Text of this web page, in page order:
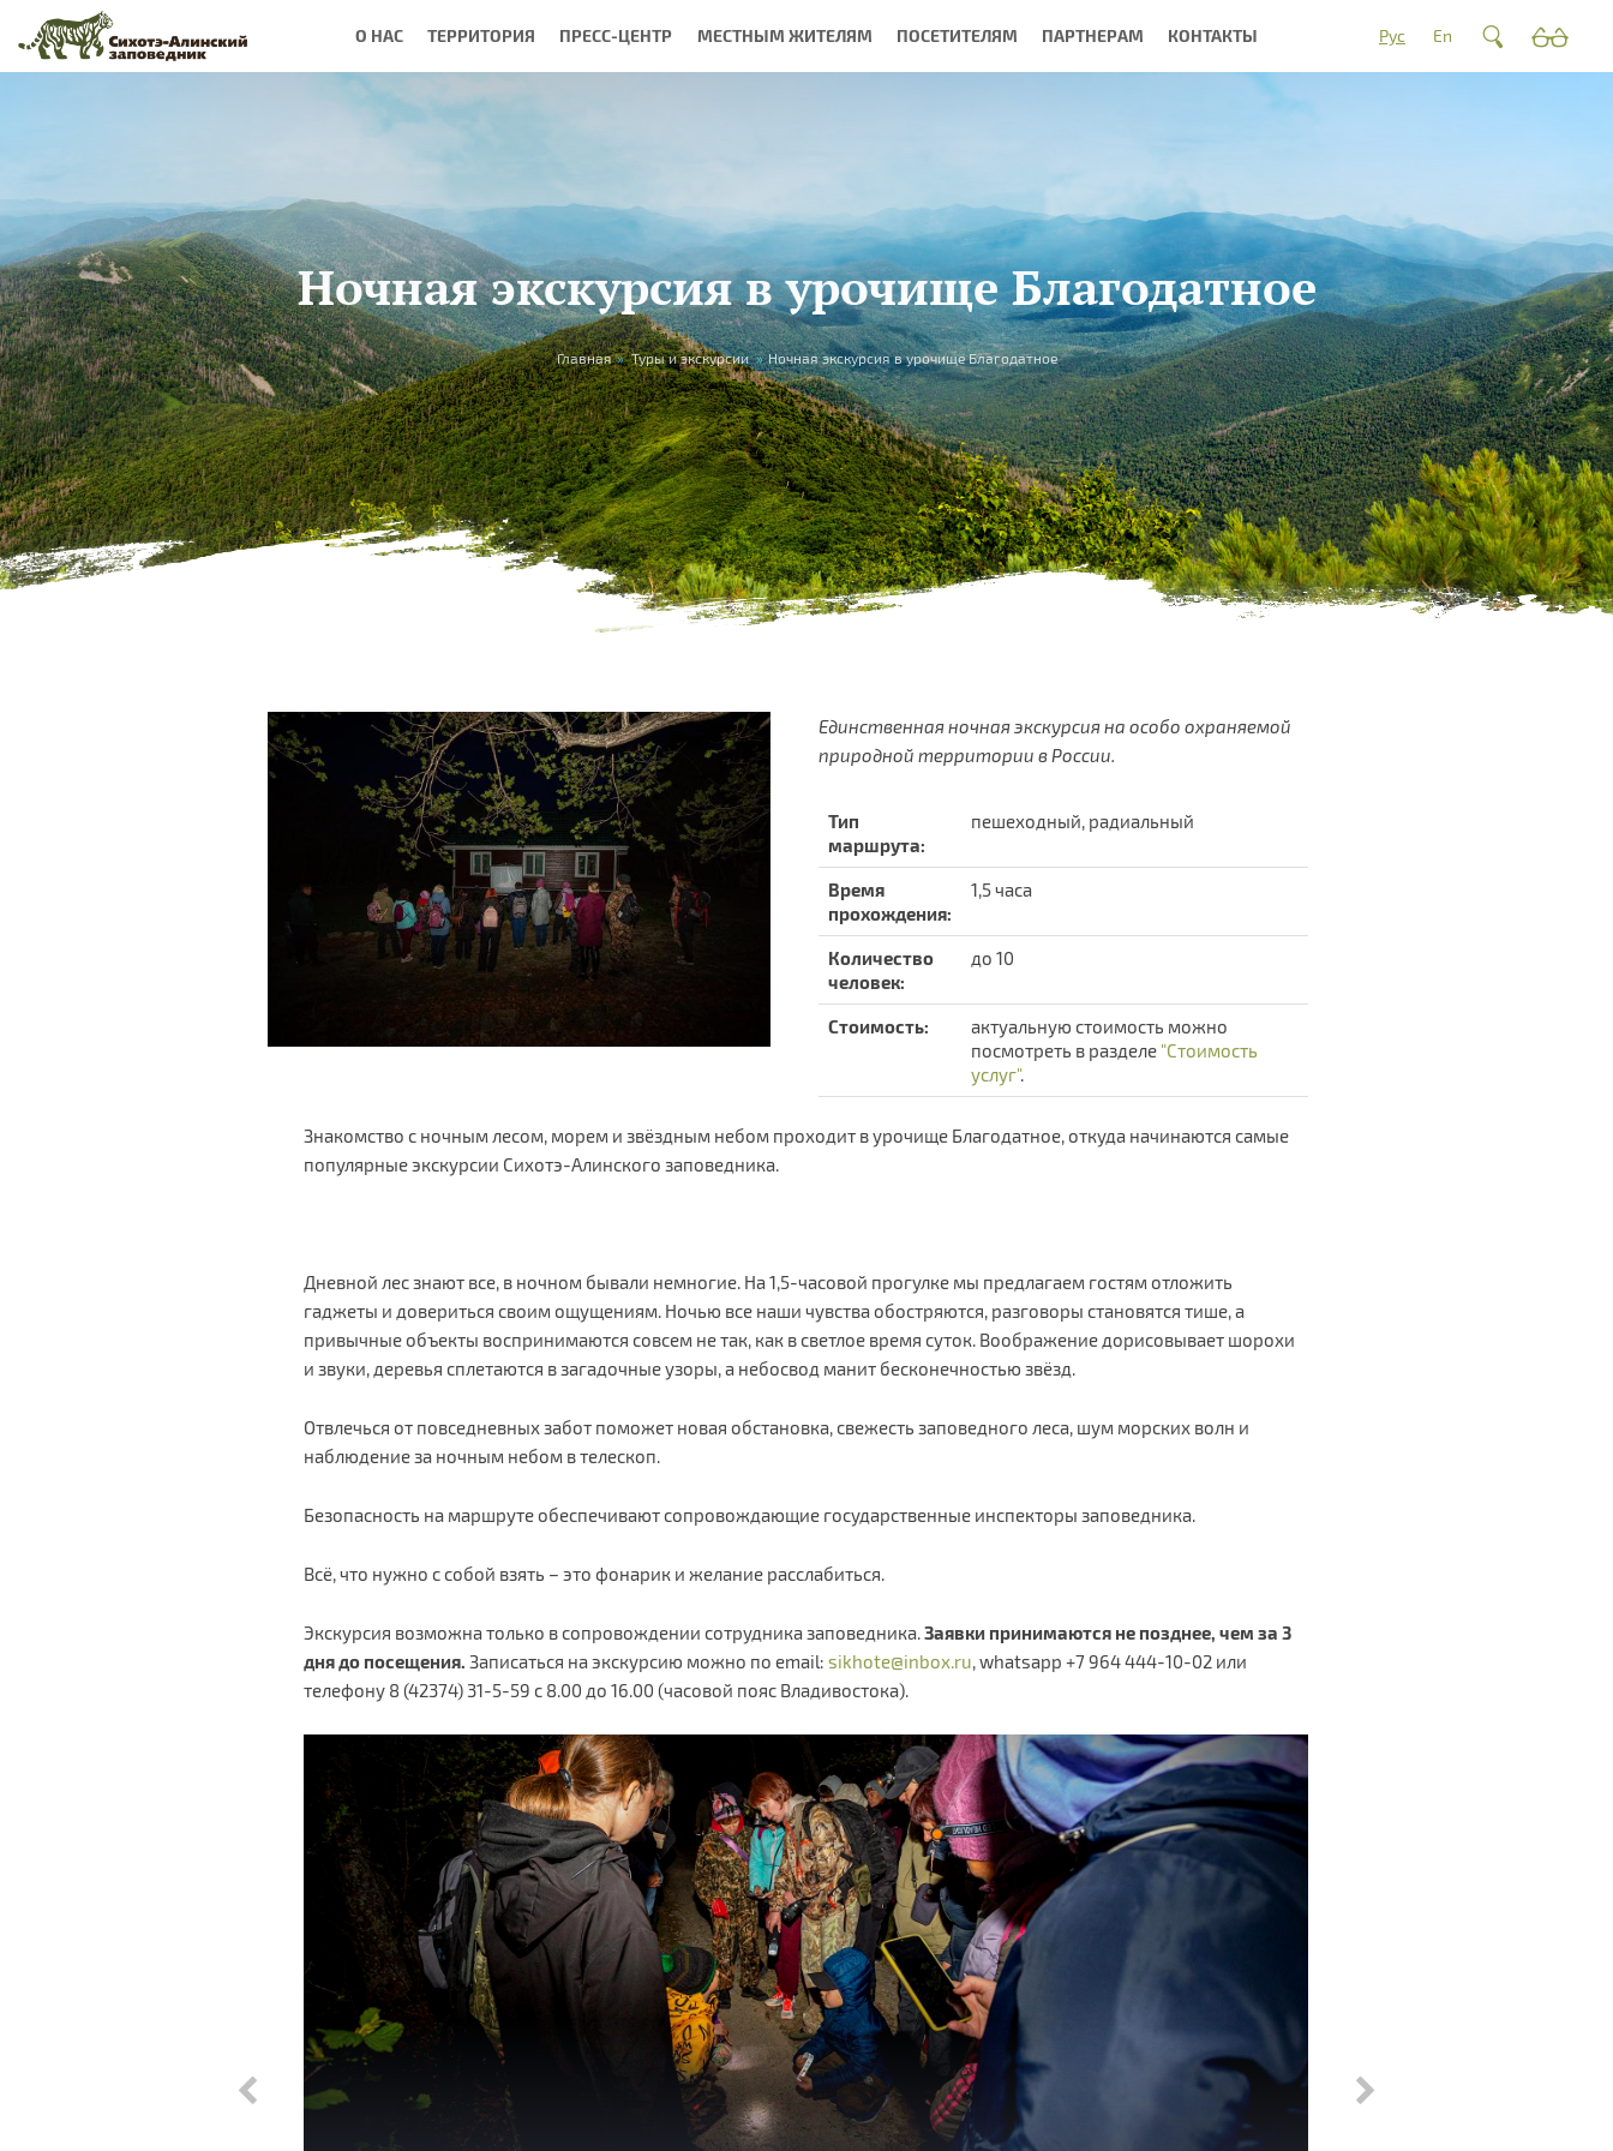
Перейти к основному содержанию
О НАС
ТЕРРИТОРИЯ ПРЕСС-ЦЕНТР МЕСТНЫМ ЖИТЕЛЯМ ПОСЕТИТЕЛЯМ ПАРТНЕРАМ КОНТАКТЫ Рус En
Ночная экскурсия в урочище Благодатное
Вы здесь Главная » Туры и экскурсии » Ночная экскурсия в урочище Благодатное
Единственная ночная экскурсия на особо охраняемой
природной территории в России.
Тип
маршрута:
пешеходный, радиальный
Время
прохождения:
1,5 часа
Количество
человек:
до 10
Стоимость:
актуальную стоимость можно
посмотреть в разделе "Стоимость
услуг".
Знакомство с ночным лесом, морем и звёздным небом проходит в урочище Благодатное, откуда начинаются самые
популярные экскурсии Сихотэ-Алинского заповедника.
Дневной лес знают все, в ночном бывали немногие. На 1,5-часовой прогулке мы предлагаем гостям отложить
гаджеты и довериться своим ощущениям. Ночью все наши чувства обостряются, разговоры становятся тише, а
привычные объекты воспринимаются совсем не так, как в светлое время суток. Воображение дорисовывает шорохи
и звуки, деревья сплетаются в загадочные узоры, а небосвод манит бесконечностью звёзд.
Отвлечься от повседневных забот поможет новая обстановка, свежесть заповедного леса, шум морских волн и
наблюдение за ночным небом в телескоп.
Безопасность на маршруте обеспечивают сопровождающие государственные инспекторы заповедника.
Всё, что нужно с собой взять – это фонарик и желание расслабиться.
Экскурсия возможна только в сопровождении сотрудника заповедника.Заявки принимаются не позднее, чем за 3
дня до посещения. Записаться на экскурсию можно по email:sikhote@inbox.ru, whatsapp +7 964 444-10-02 или
телефону 8 (42374) 31-5-59 с 8.00 до 16.00 (часовой пояс Владивостока).